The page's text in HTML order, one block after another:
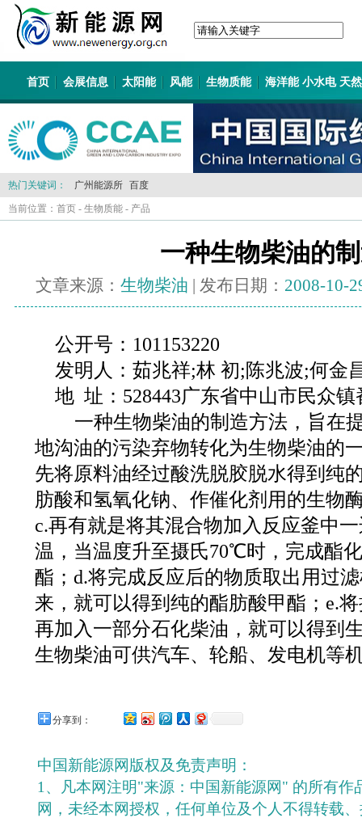
首页 会展信息 太阳能 风能 生物质能 海洋能 小水电 天
热门关键词： 广州能源所 百度
当前位置： 首页 - 生物质能 - 产品
一种生物柴油的
文章来源： 生物柴油 | 发布日期： 2008-10-
公开号：101153220
发明人：茹兆祥;林 初;陈兆波;何金
地 址：528443广东省中山市民众
一种生物柴油的制造方法，旨在
地沟油的污染弃物转化为生物柴油的
先将原料油经过酸洗脱胶脱水得到纯
肪酸和氢氧化钠、作催化剂用的生物
c.再有就是将其混合物加入反应釜中
温，当温度升至摄氏70℃时，完成酯
酯；d.将完成反应后的物质取出用过
来，就可以得到纯的酯肪酸甲酯；e.
再加入一部分石化柴油，就可以得到
生物柴油可供汽车、轮船、发电机等
分享到：
中国新能源网版权及免责声明：
1、凡本网注明"来源：中国新能源网" 的所有作
网，未经本网授权，任何单位及个人不得转载